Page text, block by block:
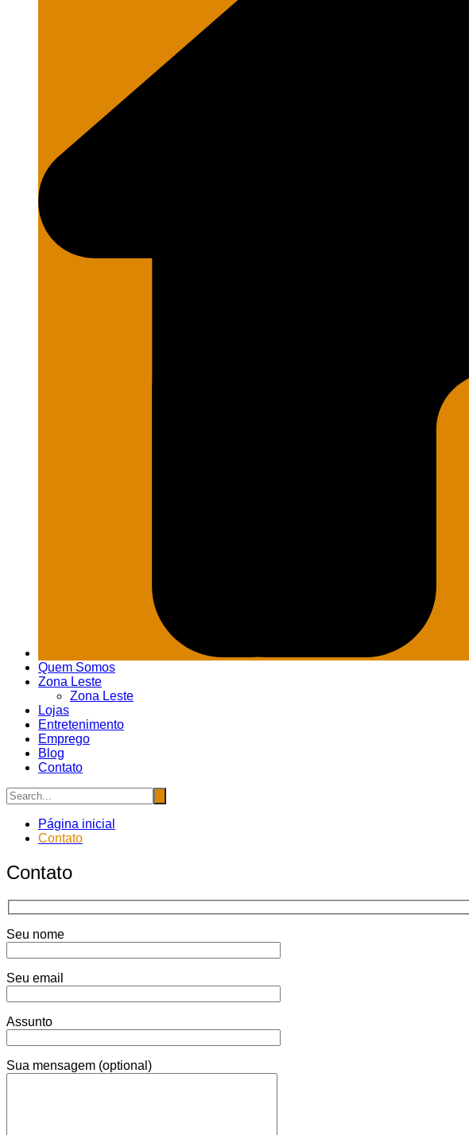
Quem Somos
Zona Leste
Zona Leste
Lojas
Entretenimento
Emprego
Blog
Contato
Página inicial
Contato
Contato
Seu nome
Seu email
Assunto
Sua mensagem (optional)